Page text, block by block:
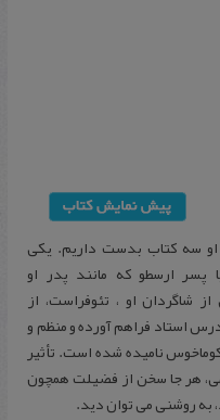
او سه کتاب بدست داریم. یکی
ارسطو که مانند پدر او
شاگردان او ، تئوفراست، از
استاد فراهم آورده و منظم و
نامیده شده است. تأثیر
هر جا سخن از فضیلت همچون
به روشنی می توان دید.